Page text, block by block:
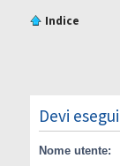
Indice
Devi
Nome utente: